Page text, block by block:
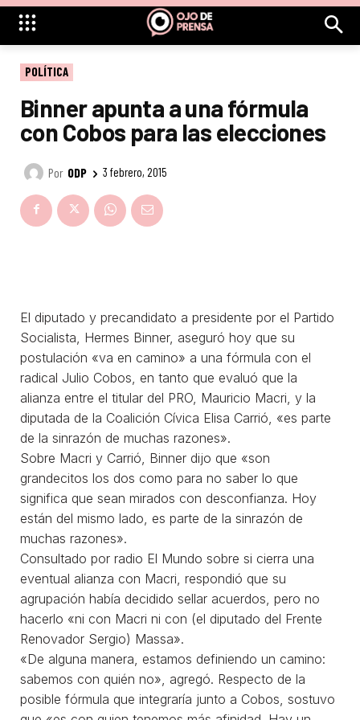
POLÍTICA
Binner apunta a una fórmula
con Cobos para las elecciones
Por ODP 3 febrero, 2015
El diputado y precandidato a presidente por el Partido
Socialista, Hermes Binner, aseguró hoy que su
postulación «va en camino» a una fórmula con el
radical Julio Cobos, en tanto que evaluó que la
alianza entre el titular del PRO, Mauricio Macri, y la
diputada de la Coalición Cívica Elisa Carrió, «es parte
de la sinrazón de muchas razones».
Sobre Macri y Carrió, Binner dijo que «son
grandecitos los dos como para no saber lo que
significa que sean mirados con desconfianza. Hoy
están del mismo lado, es parte de la sinrazón de
muchas razones».
Consultado por radio El Mundo sobre si cierra una
eventual alianza con Macri, respondió que su
agrupación había decidido sellar acuerdos, pero no
hacerlo «ni con Macri ni con (el diputado del Frente
Renovador Sergio) Massa».
«De alguna manera, estamos definiendo un camino:
sabemos con quién no», agregó. Respecto de la
posible fórmula que integraría junto a Cobos, sostuvo